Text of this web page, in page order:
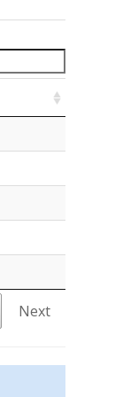
Next